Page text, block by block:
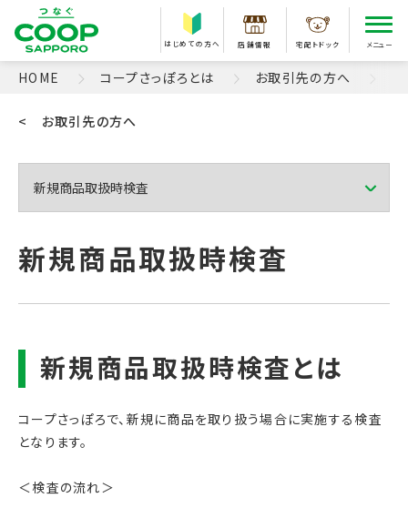
はじめての方へ 店舗情報 宅配トドック メニュー
HOME コープさっぽろとは お取引先の方へ
コープさっぽろで、新規に商品を取り扱う場合に実施する検査
となります。
＜検査の流れ＞
< お取引先の方へ